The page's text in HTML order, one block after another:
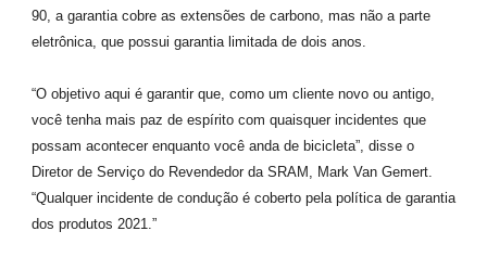
90, a garantia cobre as extensões de carbono, mas não a parte
eletrônica, que possui garantia limitada de dois anos.
“O objetivo aqui é garantir que, como um cliente novo ou antigo,
você tenha mais paz de espírito com quaisquer incidentes que
possam acontecer enquanto você anda de bicicleta”, disse o
Diretor de Serviço do Revendedor da SRAM, Mark Van Gemert.
“Qualquer incidente de condução é coberto pela política de garantia
dos produtos 2021.”